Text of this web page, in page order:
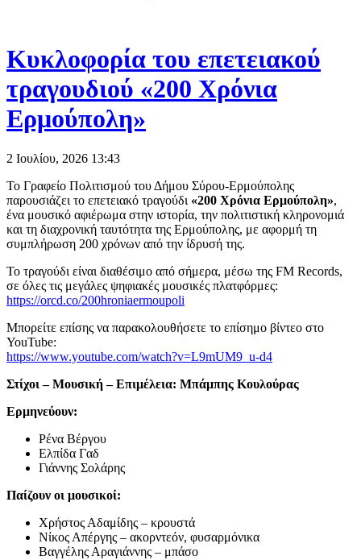
Κυκλοφορία του επετειακού
τραγουδιού «200 Χρόνια
Ερμούπολη»
2 Ιουλίου, 2026 13:43
Το Γραφείο Πολιτισμού του Δήμου Σύρου-Ερμούπολης
παρουσιάζει το επετειακό τραγούδι «200 Χρόνια Ερμούπολη»,
ένα μουσικό αφιέρωμα στην ιστορία, την πολιτιστική κληρονομιά
και τη διαχρονική ταυτότητα της Ερμούπολης, με αφορμή τη
συμπλήρωση 200 χρόνων από την ίδρυσή της.
Το τραγούδι είναι διαθέσιμο από σήμερα, μέσω της FM Records,
σε όλες τις μεγάλες ψηφιακές μουσικές πλατφόρμες:
https://orcd.co/200hroniaermoupoli
Μπορείτε επίσης να παρακολουθήσετε το επίσημο βίντεο στο
YouTube:
https://www.youtube.com/watch?v=L9mUM9_u-d4
Στίχοι – Μουσική – Επιμέλεια: Μπάμπης Κουλούρας
Ερμηνεύουν:
Ρένα Βέργου
Ελπίδα Γαδ
Γιάννης Σολάρης
Παίζουν οι μουσικοί:
Χρήστος Αδαμίδης – κρουστά
Νίκος Απέργης – ακορντεόν, φυσαρμόνικα
Βαγγέλης Αραγιάννης – μπάσο